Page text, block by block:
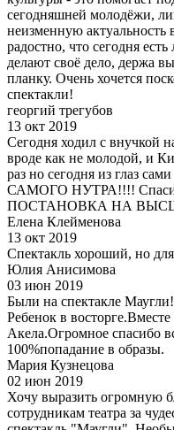
сегодняшней молодёжи,
неизменную актуальность
радостно, что сегодня
делают своё дело, держа
планку. Очень хочется
спектакли!
георгий трегубов
13 окт 2019
Сегодня ходил с внучкой
вроде как не молодой, и
раз но сегодня из глаз
САМОГО НУТРА!!!!
ПОСТАНОВКА НА
Елена Клейменова
13 окт 2019
Спектакль хороший, но для
Юлия Анисимова
03 июн 2019
Были на спектакле
Ребенок в
Акела.Огромное спасибо
100%попадание в образы.
Мария Кузнецова
02 июн 2019
Хочу выразить огромную
сотрудникам театра за